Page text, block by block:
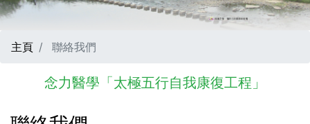
主頁 聯絡我們
念力醫學「太極五行自我康復工程」